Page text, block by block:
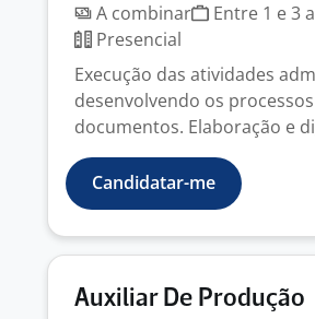
A combinar
Entre 1 e 3
Presencial
Execução das atividades
desenvolvendo os
documentos. Elaboração e
Candidatar-me
Auxiliar De Produção